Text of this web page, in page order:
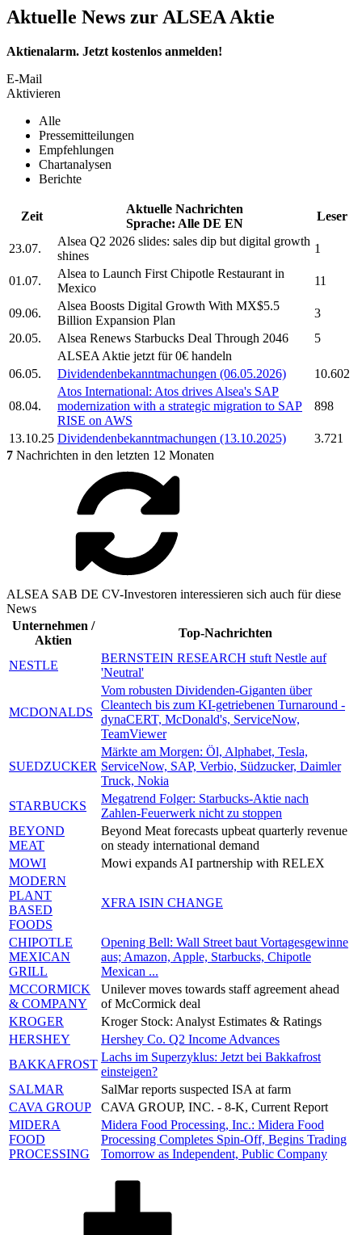
Aktuelle News zur ALSEA Aktie
Aktienalarm. Jetzt kostenlos anmelden!
E-Mail
Aktivieren
Alle
Pressemitteilungen
Empfehlungen
Chartanalysen
Berichte
Zeit
Aktuelle Nachrichten
Sprache: Alle DE EN
Leser
23.07.
Alsea Q2 2026 slides: sales dip but digital growth
shines
1
01.07.
Alsea to Launch First Chipotle Restaurant in
Mexico
11
09.06.
Alsea Boosts Digital Growth With MX$5.5
Billion Expansion Plan
3
20.05.
Alsea Renews Starbucks Deal Through 2046
5
ALSEA Aktie jetzt für 0€ handeln
06.05.
Dividendenbekanntmachungen (06.05.2026) 10.602
08.04.
Atos International: Atos drives Alsea's SAP
modernization with a strategic migration to SAP
RISE on AWS
898
13.10.25 Dividendenbekanntmachungen (13.10.2025)
3.721
7 Nachrichten in den letzten 12 Monaten
ALSEA SAB DE CV-Investoren interessieren sich auch für diese
News
Unternehmen /
Aktien
Top-Nachrichten
NESTLE
BERNSTEIN RESEARCH stuft Nestle auf
'Neutral'
MCDONALDS
Vom robusten Dividenden-Giganten über
Cleantech bis zum KI-getriebenen Turnaround -
dynaCERT, McDonald's, ServiceNow,
TeamViewer
SUEDZUCKER
Märkte am Morgen: Öl, Alphabet, Tesla,
ServiceNow, SAP, Verbio, Südzucker, Daimler
Truck, Nokia
STARBUCKS
Megatrend Folger: Starbucks-Aktie nach
Zahlen-Feuerwerk nicht zu stoppen
BEYOND
MEAT
Beyond Meat forecasts upbeat quarterly revenue
on steady international demand
MOWI
Mowi expands AI partnership with RELEX
MODERN
PLANT
BASED
FOODS
XFRA ISIN CHANGE
CHIPOTLE
MEXICAN
GRILL
Opening Bell: Wall Street baut Vortagesgewinne
aus; Amazon, Apple, Starbucks, Chipotle
Mexican ...
MCCORMICK
& COMPANY
Unilever moves towards staff agreement ahead
of McCormick deal
KROGER
Kroger Stock: Analyst Estimates & Ratings
HERSHEY
Hershey Co. Q2 Income Advances
BAKKAFROST
Lachs im Superzyklus: Jetzt bei Bakkafrost
einsteigen?
SALMAR
SalMar reports suspected ISA at farm
CAVA GROUP
CAVA GROUP, INC. - 8-K, Current Report
MIDERA
FOOD
PROCESSING
Midera Food Processing, Inc.: Midera Food
Processing Completes Spin-Off, Begins Trading
Tomorrow as Independent, Public Company